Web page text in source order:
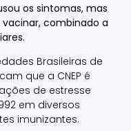
os sintomas, mas
combinado a
Brasileiras de
que a CNEP é
de estresse
em diversos
imunizantes.